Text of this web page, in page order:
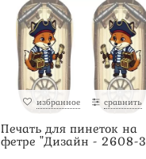
избранное сравнить
Печать для пинеток на
фетре "Дизайн - 2608-